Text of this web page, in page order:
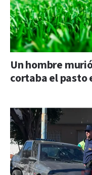
Un hombre
cortaba el pasto